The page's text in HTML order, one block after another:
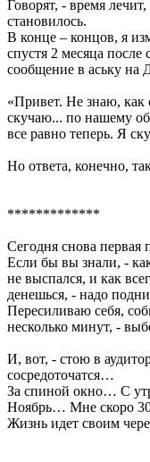
Говорят, - время
становилось.
В конце – концов, я
спустя 2 месяца
сообщение в аську на
«Привет. Не знаю, как
скучаю... по нашему
все равно теперь. Я
Но ответа, конечно,
*************
Сегодня снова первая
Если бы вы знали, -
не выспался, и как
денешься, - надо
Пересиливаю себя,
несколько минут, -
И, вот, - стою в
сосредоточатся…
За спиной окно… С
Ноябрь… Мне скоро
Жизнь идет своим